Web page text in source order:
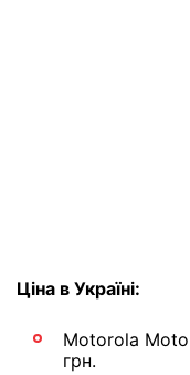
Ціна в Україні:
Motorola
грн.